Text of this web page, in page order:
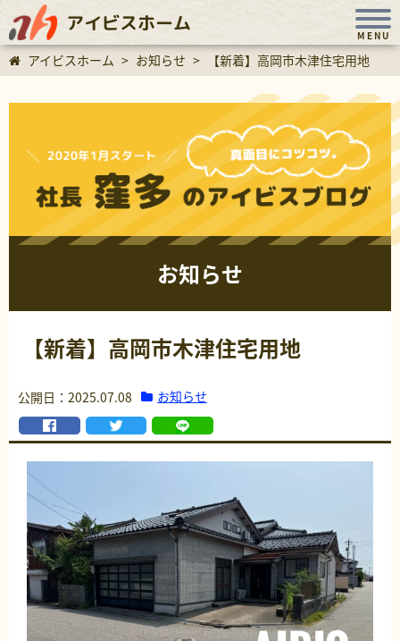
アイビスホーム
MENU
アイビスホーム > お知らせ > 【新着】高岡市木津住宅用地
お知らせ
【新着】高岡市木津住宅用地
公開日：2025.07.08 お知らせ